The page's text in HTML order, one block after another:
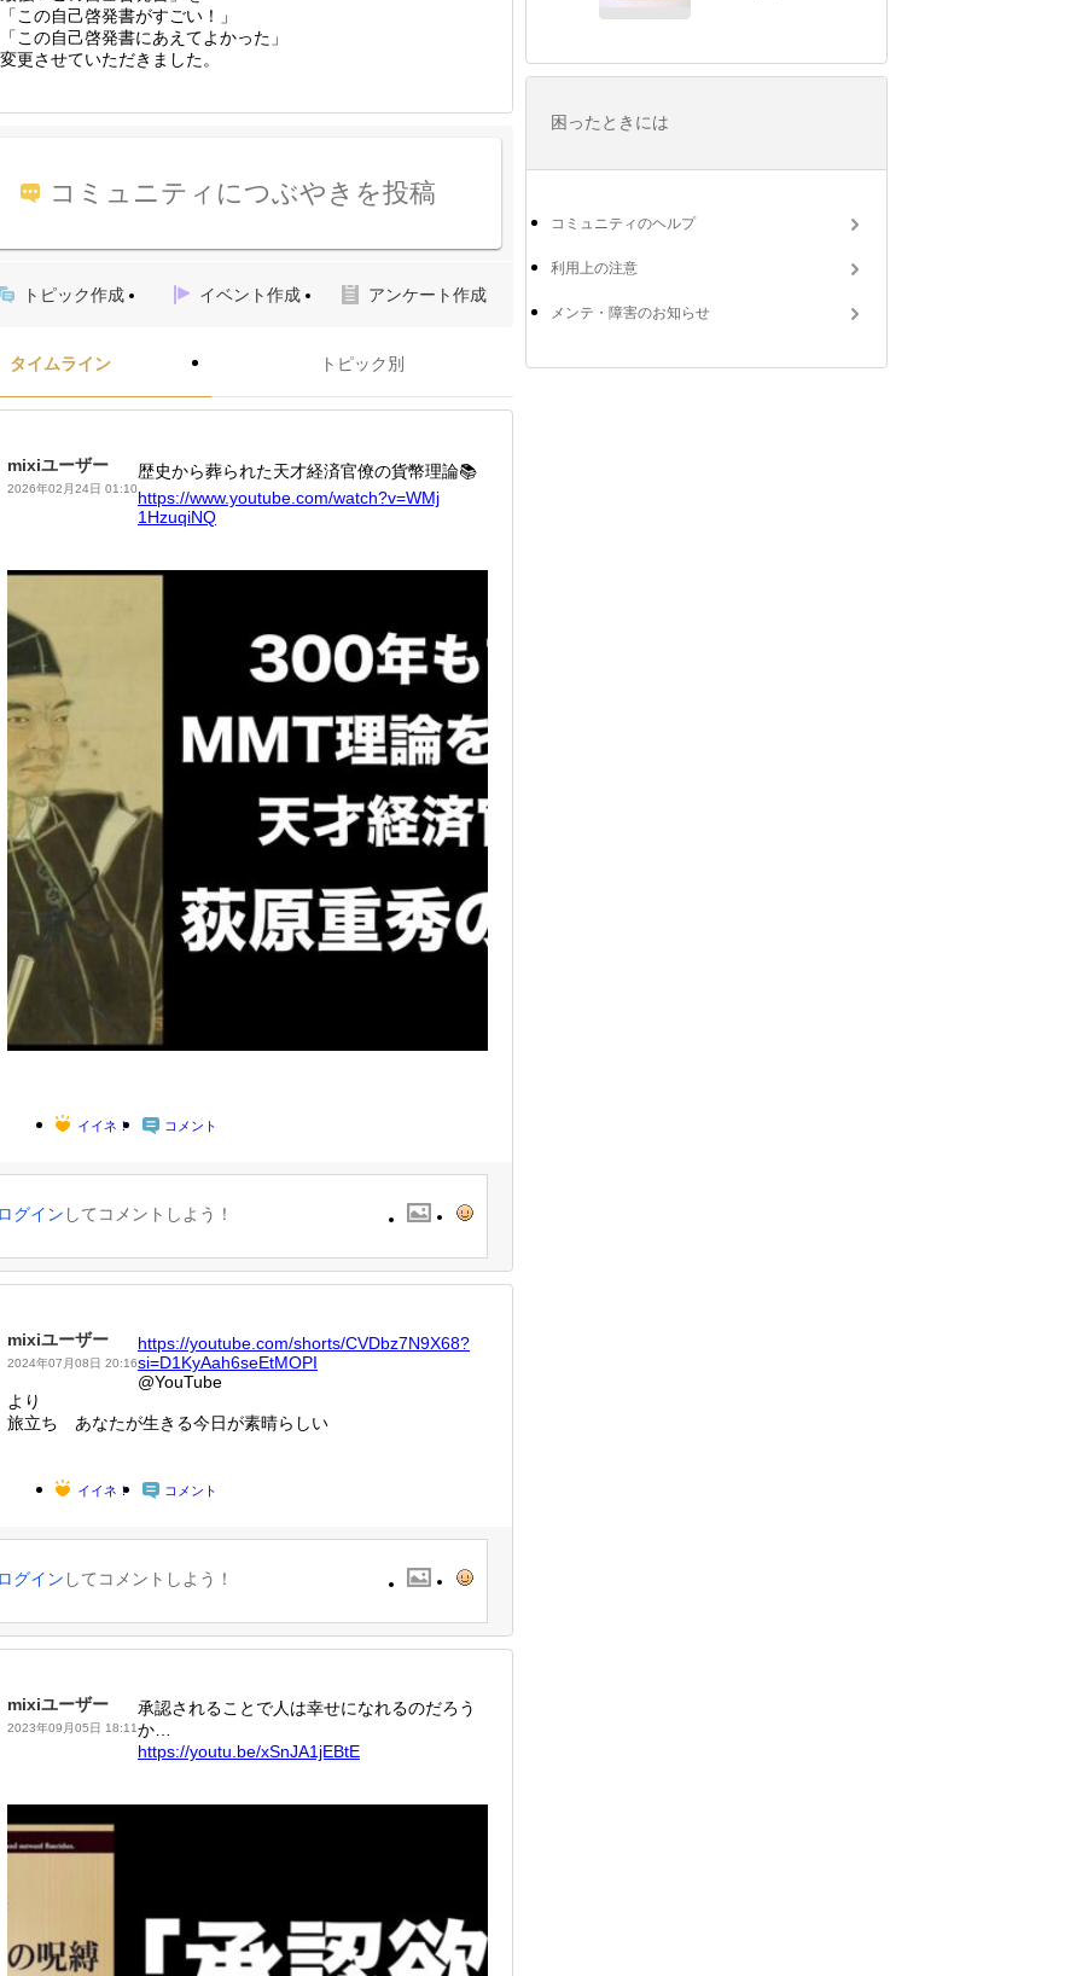
この自己啓発書がすごい！」
この自己啓発書にあえてよかった」
更させていただきました。
コミュニティにつぶやきを投稿
トピック作成 イベント作成 アンケート作成
タイムライン トピック別
mixiユーザー
2026年02月24日 01:10
歴史から葬られた天才経済官僚の貨幣理論📚
https://www.youtube.com/watch?v=WMj
1HzuqiNQ
イイネ！ コメント
ログイン してコメントしよう！
mixiユーザー
2024年07月08日 20:16
https://youtube.com/shorts/CVDbz7N9X68?
si=D1KyAah6seEtMOPI
@YouTube
より
旅立ち あなたが生きる今日が素晴らしい
イイネ！ コメント
ログイン してコメントしよう！
mixiユーザー
2023年09月05日 18:11
承認されることで人は幸せになれるのだろう
か…
https://youtu. be/xSnJA1jEBtE
困ったときには
コミュニティのヘルプ
利用上の注意
メンテ・障害のお知らせ